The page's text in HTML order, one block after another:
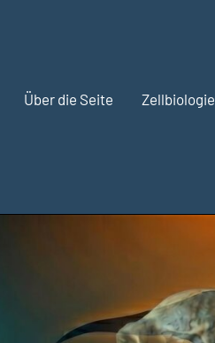
Über die Seite Zellbiologie